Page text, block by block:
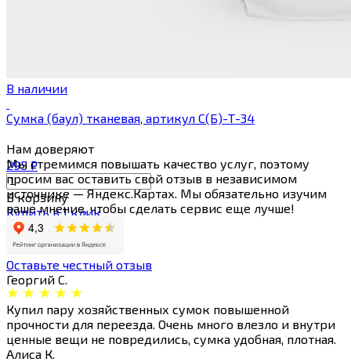
В наличии
Сумка (баул) тканевая, артикул С(Б)-Т-34
295 ₽
В корзину
Купить в 1 клик
Нам доверяют
Мы стремимся повышать качество услуг, поэтому
просим вас оставить свой отзыв в независимом
источнике — Яндекс.Картах. Мы обязательно изучим
ваше мнение, чтобы сделать сервис еще лучше!
Оставьте честный отзыв
Георгий С.
Купил пару хозяйственных сумок повышенной
прочности для переезда. Очень много влезло и внутри
ценные вещи не повредились, сумка удобная, плотная.
Алиса К.